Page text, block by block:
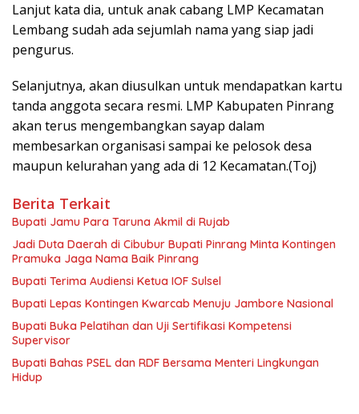
Lanjut kata dia, untuk anak cabang LMP Kecamatan
Lembang sudah ada sejumlah nama yang siap jadi
pengurus.
Selanjutnya, akan diusulkan untuk mendapatkan kartu
tanda anggota secara resmi. LMP Kabupaten Pinrang
akan terus mengembangkan sayap dalam
membesarkan organisasi sampai ke pelosok desa
maupun kelurahan yang ada di 12 Kecamatan.(Toj)
Berita Terkait
Bupati Jamu Para Taruna Akmil di Rujab
Jadi Duta Daerah di Cibubur Bupati Pinrang Minta Kontingen
Pramuka Jaga Nama Baik Pinrang
Bupati Terima Audiensi Ketua IOF Sulsel
Bupati Lepas Kontingen Kwarcab Menuju Jambore Nasional
Bupati Buka Pelatihan dan Uji Sertifikasi Kompetensi
Supervisor
Bupati Bahas PSEL dan RDF Bersama Menteri Lingkungan
Hidup